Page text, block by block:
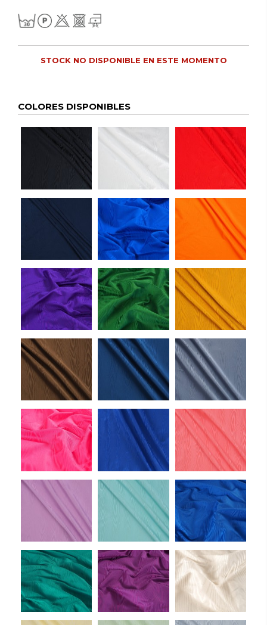
STOCK NO DISPONIBLE EN ESTE MOMENTO
COLORES DISPONIBLES